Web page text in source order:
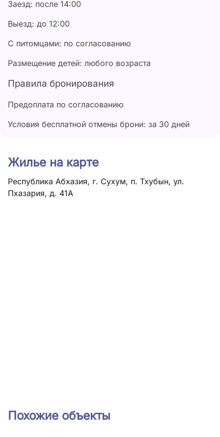
которым находятся шезлонги. Также есть
небольшой надувной бассейн для детей и детская
составляет 600 метров.
Заезд: после 14:00
Выезд: до 12:00
С питомцами: по согласованию
Размещение детей: любого возраста
Правила бронирования
Предоплата по согласованию
Условия бесплатной отмены брони: за 30 дней
Жилье на карте
Республика Абхазия, г. Сухум, п. Тхубын, ул.
Пхазария, д. 41А
Похожие объекты